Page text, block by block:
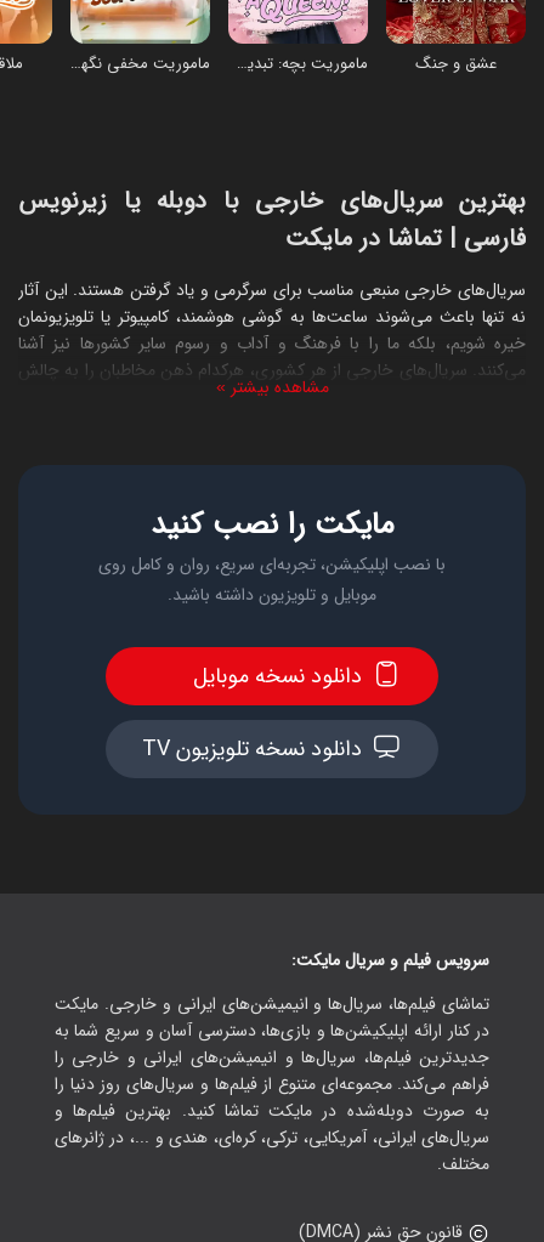
عشق و جنگ ماموریت بچه: تبدیل مادر به یک ملکه ماموریت مخفی نگهبان کوچک
بهترین سریال‌های خارجی با دوبله یا زیرنویس
فارسی | تماشا در مایکت
سریال‌های خارجی منبعی مناسب برای سرگرمی و یاد گرفتن هستند. این آثار
نه تنها باعث می‌شوند ساعت‌ها به گوشی هوشمند، کامپیوتر یا تلویزیونمان
خیره شویم، بلکه ما را با فرهنگ و آداب و رسوم سایر کشورها نیز آشنا
می‌کنند. سریال‌های خارجی از هر کشوری، هرکدام ذهن مخاطبان را به چالش‌
کشیده و آثاری برای هر سلیقه‌ای در نظر دارند. در سال‌های اخیر، سریال‌ها به
بالاترین کیفیت تماشا کنید، مایکت پلتفرمی مناسب برایتان خواهد بود. البته
پیش از هر چیز، بد نیست شما را با پربازدیدترین و بهترین سریال و
انیمیشن‌های سریالی خارجی آشنا کنیم تا بدون وقفه شروع به تماشای آن‌ها
سریال‌های خارجی مایکت در چه ژانری هستند؟
تفاوتی ندارد به دنبال چه ژانری برای تماشای سریال‌های خارجی باشید؛
مایکت برای تمام سلیقه‌ها، آثار متنوعی را در نظر گرفته است. کافیست ژانر
مدنظر خود را در مایکت جست و جو کرده و با انبوهی از سریال‌های جذاب
قدیمی یا جدید و ساخت کشورهای مختلف مانند ترکیه، کره، هند، آمریکا،
برخی از فیلم و سریال‌های خارجی به دلایل مختلفی از جمله وجود بازیگران
داستان‌های پر تب و تاب نزد کاربران مایکت طرفداران زیادی دارند. اگر هنوز
نمی‌دانید کدام فیلم و سریال رایگان مایکت را تماشا کنید، بد نیست با
پربازدیدترین‌ها آغاز کنید که در این قسمت به چند نمونه از آن‌ها به همراه
جزئیات کامل اشاره خواهد شد.
بری آلن ملقب به فلش است که البته در یک آزمایشگاه و بعد از انفجاری
مشاهده بیشتر »
مایکت را نصب کنید
با نصب اپلیکیشن، تجربه‌ای سریع، روان و کامل روی
موبایل و تلویزیون داشته باشید.
دانلود نسخه موبایل
دانلود نسخه تلویزیون TV
سرویس فیلم و سریال مایکت:
تماشای فیلم‌ها، سریال‌ها و انیمیشن‌های ایرانی و خارجی. مایکت
در کنار ارائه اپلیکیشن‌ها و بازی‌ها، دسترسی آسان و سریع شما به
جدیدترین فیلم‌ها، سریال‌ها و انیمیشن‌های ایرانی و خارجی را
فراهم می‌کند. مجموعه‌ای متنوع از فیلم‌ها و سریال‌های روز دنیا را
به صورت دوبله‌شده در مایکت تماشا کنید. بهترین فیلم‌ها و
سریال‌های ایرانی، آمریکایی، ترکی، کره‌ای، هندی و ...، در ژانرهای
مختلف.
قانون حق نشر (DMCA)